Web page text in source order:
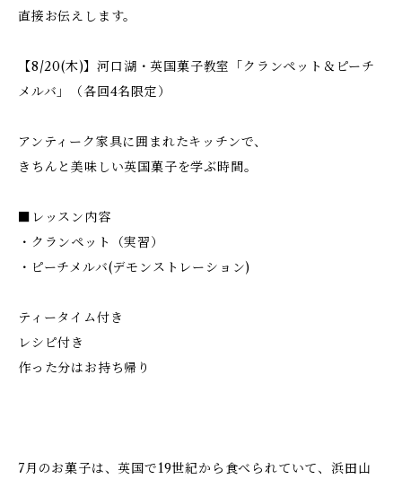
直接お伝えします。
【8/20(木)】河口湖・英国菓子教室「クランペット＆ピーチ
メルバ」（各回4名限定）
アンティーク家具に囲まれたキッチンで、
きちんと美味しい英国菓子を学ぶ時間。
■レッスン内容
・クランペット（実習）
・ピーチメルバ(デモンストレーション)
ティータイム付き
レシピ付き
作った分はお持ち帰り
7月のお菓子は、英国で19世紀から食べられていて、浜田山